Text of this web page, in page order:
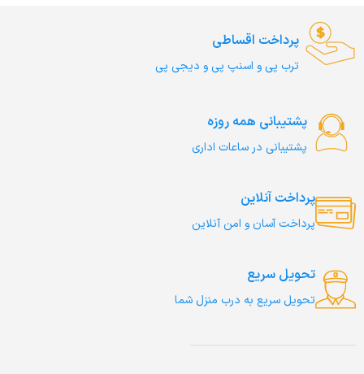
پرداخت اقساطی
ترب‌ پی و اسنپ پی و دیجی پی
پشتیبانی همه روزه
پشتیبانی در ساعات اداری
پرداخت آنلاین
پرداخت آسان و امن آنلاین
تحویل سریع
تحویل سریع به درب منزل شما